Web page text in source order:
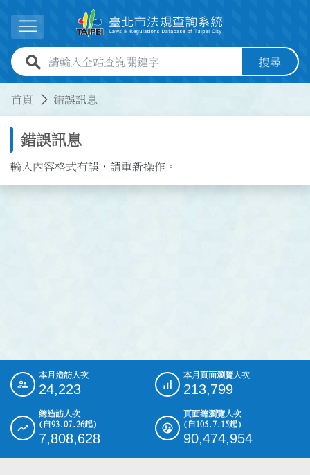
展開選單
全站查詢關鍵字欄位 搜尋
首頁 錯誤訊息
錯誤訊息
輸入內容格式有誤，請重新操作。
::: 本月造訪人次
24,223
本月頁面瀏覽人次
213,799
總造訪人次
(自93.07.26起)
7,808,628
頁面總瀏覽人次
(自105.7.15起)
90,474,954